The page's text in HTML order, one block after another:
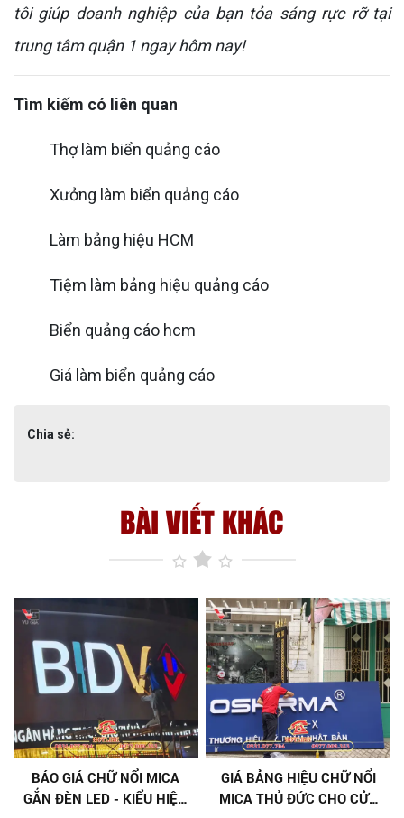
tôi giúp doanh nghiệp của bạn tỏa sáng rực rỡ tại
trung tâm quận 1 ngay hôm nay!
Tìm kiếm có liên quan
Thợ làm biển quảng cáo
Xưởng làm biển quảng cáo
Làm bảng hiệu HCM
Tiệm làm bảng hiệu quảng cáo
Biển quảng cáo hcm
Giá làm biển quảng cáo
Chia sẻ:
BÀI VIẾT KHÁC
BÁO GIÁ CHỮ NỔI MICA
GẮN ĐÈN LED - KIỂU HIỆN
GIÁ BẢNG HIỆU CHỮ NỔI
MICA THỦ ĐỨC CHO CỬA